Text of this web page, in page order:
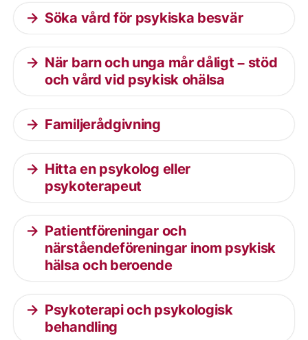
Söka vård för psykiska besvär
När barn och unga mår dåligt – stöd
och vård vid psykisk ohälsa
Familjerådgivning
Hitta en psykolog eller
psykoterapeut
Patientföreningar och
närståendeföreningar inom psykisk
hälsa och beroende
Psykoterapi och psykologisk
behandling